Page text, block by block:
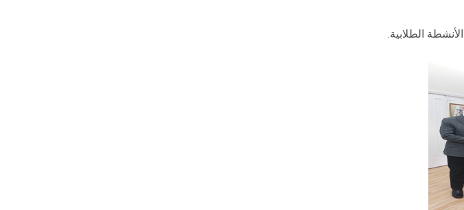
الطلابية.